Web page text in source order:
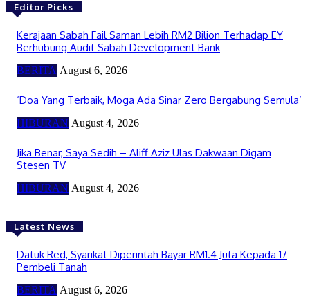
Editor Picks
Kerajaan Sabah Fail Saman Lebih RM2 Bilion Terhadap EY
Berhubung Audit Sabah Development Bank
BERITA August 6, 2026
‘Doa Yang Terbaik, Moga Ada Sinar Zero Bergabung Semula’
HIBURAN August 4, 2026
Jika Benar, Saya Sedih – Aliff Aziz Ulas Dakwaan Digam
Stesen TV
HIBURAN August 4, 2026
Latest News
Datuk Red, Syarikat Diperintah Bayar RM1.4 Juta Kepada 17
Pembeli Tanah
BERITA August 6, 2026